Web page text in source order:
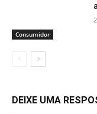
Consumidor
DEIXE UMA